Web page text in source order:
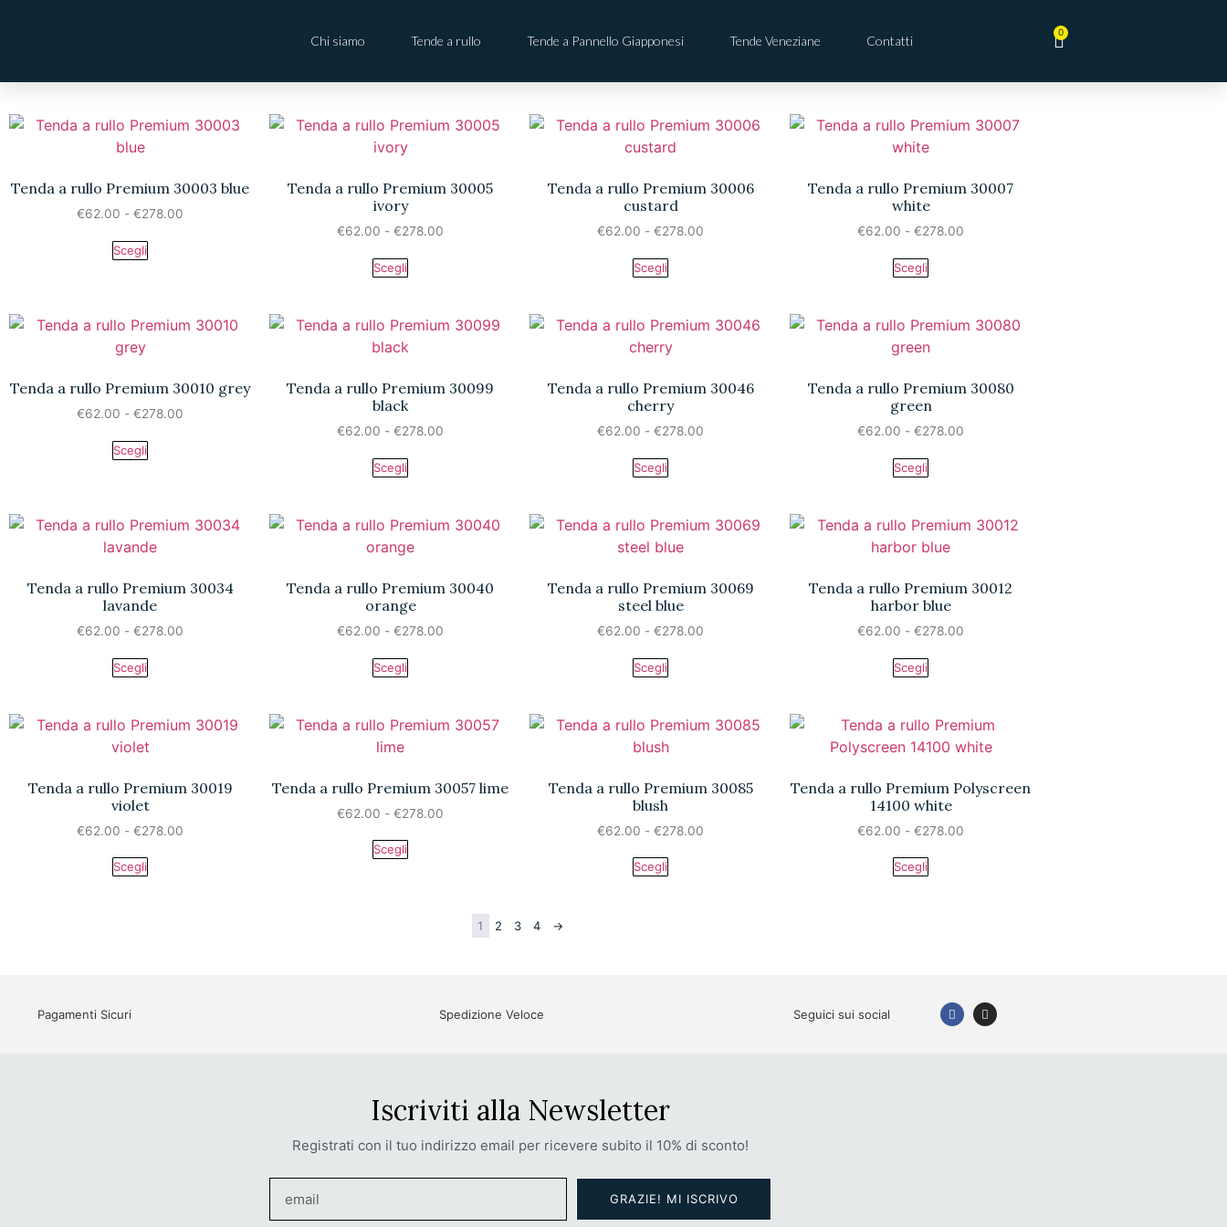
Chi siamo Tende a rullo Tende a Pannello Giapponesi Tende Veneziane Contatti
0
Tenda a rullo Premium 30003 blue
€62.00 - €278.00
Scegli
Tenda a rullo Premium 30005
ivory
€62.00 - €278.00
Scegli
Tenda a rullo Premium 30006
custard
€62.00 - €278.00
Scegli
Tenda a rullo Premium 30007
white
€62.00 - €278.00
Scegli
Tenda a rullo Premium 30010 grey
€62.00 - €278.00
Scegli
Tenda a rullo Premium 30099
black
€62.00 - €278.00
Scegli
Tenda a rullo Premium 30046
cherry
€62.00 - €278.00
Scegli
Tenda a rullo Premium 30080
green
€62.00 - €278.00
Scegli
Tenda a rullo Premium 30034
lavande
€62.00 - €278.00
Scegli
Tenda a rullo Premium 30040
orange
€62.00 - €278.00
Scegli
Tenda a rullo Premium 30069
steel blue
€62.00 - €278.00
Scegli
Tenda a rullo Premium 30012
harbor blue
€62.00 - €278.00
Scegli
Tenda a rullo Premium 30019
violet
€62.00 - €278.00
Scegli
Tenda a rullo Premium 30057 lime
€62.00 - €278.00
Scegli
Tenda a rullo Premium 30085
blush
€62.00 - €278.00
Scegli
Tenda a rullo Premium Polyscreen
14100 white
€62.00 - €278.00
Scegli
1 2 3 4 →
Pagamenti Sicuri Spedizione Veloce Seguici sui social
Iscriviti alla Newsletter
Registrati con il tuo indirizzo email per ricevere subito il 10% di sconto!
GRAZIE! MI ISCRIVO